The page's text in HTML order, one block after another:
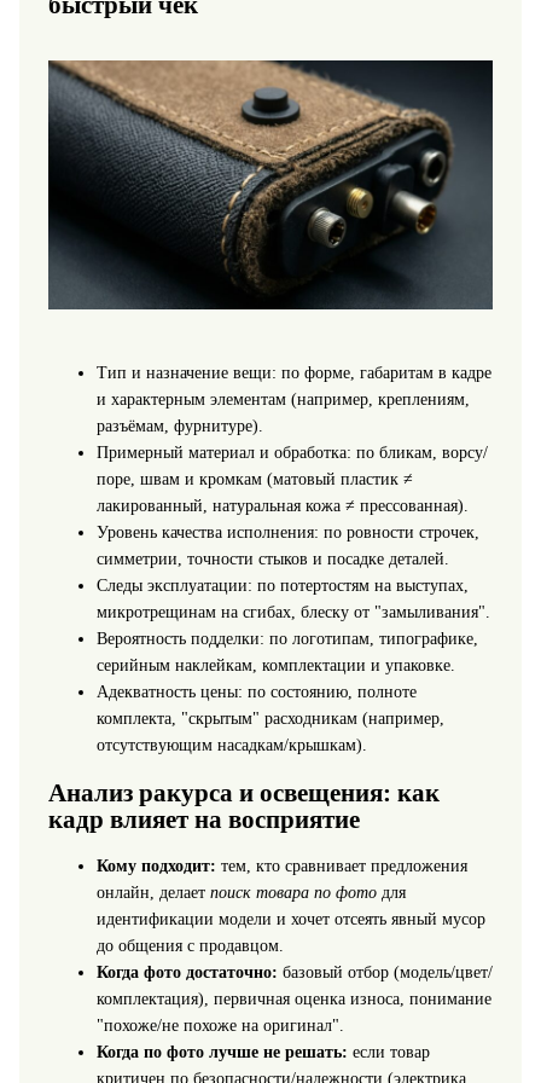
Тип и назначение вещи: по форме, габаритам в кадре
и характерным элементам (например, креплениям,
разъёмам, фурнитуре).
Примерный материал и обработка: по бликам, ворсу/
поре, швам и кромкам (матовый пластик ≠
лакированный, натуральная кожа ≠ прессованная).
Уровень качества исполнения: по ровности строчек,
симметрии, точности стыков и посадке деталей.
Следы эксплуатации: по потертостям на выступах,
микротрещинам на сгибах, блеску от "замыливания".
Вероятность подделки: по логотипам, типографике,
серийным наклейкам, комплектации и упаковке.
Адекватность цены: по состоянию, полноте
комплекта, "скрытым" расходникам (например,
отсутствующим насадкам/крышкам).
Анализ ракурса и освещения: как
кадр влияет на восприятие
Кому подходит: тем, кто сравнивает предложения
онлайн, делает поиск товара по фотодля
идентификации модели и хочет отсеять явный мусор
до общения с продавцом.
Когда фото достаточно: базовый отбор (модель/цвет/
комплектация), первичная оценка износа, понимание
"похоже/не похоже на оригинал".
Когда по фото лучше не решать: если товар
критичен по безопасности/надежности (электрика,